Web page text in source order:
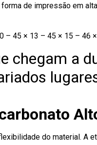
de impressão em
45 × 13 – 45 × 15 – 46
chegam a
do material. A